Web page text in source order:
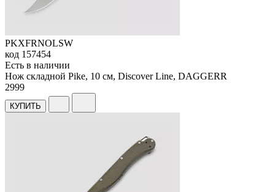
PKXFRNOLSW
код 157454
Есть в наличии
Нож складной Pike, 10 см, Discover Line, DAGGERR
2999
КУПИТЬ